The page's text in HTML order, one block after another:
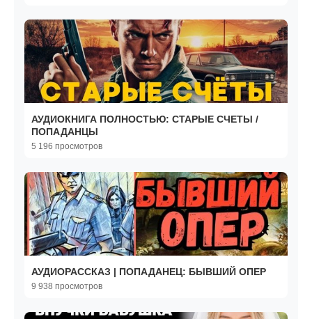
АУДИОКНИГА ПОЛНОСТЬЮ: СТАРЫЕ СЧЕТЫ /
ПОПАДАНЦЫ
5 196 просмотров
АУДИОРАССКАЗ | ПОПАДАНЕЦ: БЫВШИЙ ОПЕР
9 938 просмотров